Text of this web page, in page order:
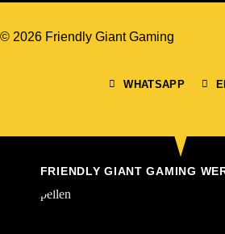
© 2026 Friendly Giant Gaming
WHATSAPP
FRIENDLY GIANT GAMING